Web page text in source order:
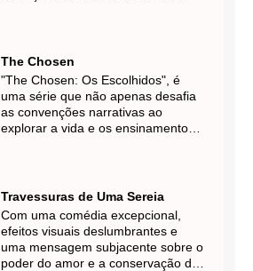
The Chosen
"The Chosen: Os Escolhidos", é
uma série que não apenas desafia
as convenções narrativas ao
explorar a vida e os ensinamentos
cristianismo.
Travessuras de Uma Sereia
Com uma comédia excepcional,
efeitos visuais deslumbrantes e
uma mensagem subjacente sobre o
poder do amor e a conservação do